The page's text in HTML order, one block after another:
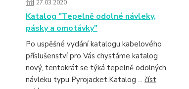
27.03.2020
Katalog "Tepelně odolné návleky,
pásky a omotávky"
Po uspěšné vydání katalogu kabelového
příslušenství pro Vás chystáme katalog
nový, tentokrát se týká tepelně odolných
návleku typu Pyrojacket.Katalog ... číst